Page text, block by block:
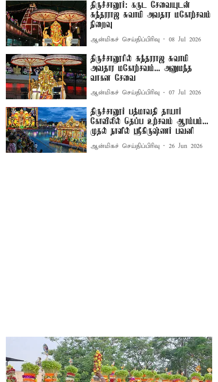
திருச்சானூர்: கருட சேவையுடன்
சுந்தரராஜ சுவாமி அவதார மகோற்சவம்
நிறைவு
ஆன்மிகச் செய்திப்பிரிவு 08 Jul 2026
திருச்சானூரில் சுந்தரராஜ சுவாமி
அவதார மகோற்சவம்... அனுமந்த
வாகன சேவை
ஆன்மிகச் செய்திப்பிரிவு 07 Jul 2026
திருச்சானூர் பத்மாவதி தாயார்
கோவிலில் தெப்ப உற்சவம் ஆரம்பம்...
முதல் நாளில் ஸ்ரீகிருஷ்ணர் பவனி
ஆன்மிகச் செய்திப்பிரிவு 26 Jun 2026